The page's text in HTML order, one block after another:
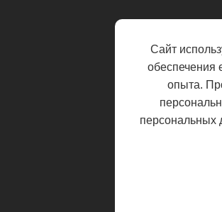
Сайт
обеспечения
опыта.
персональных